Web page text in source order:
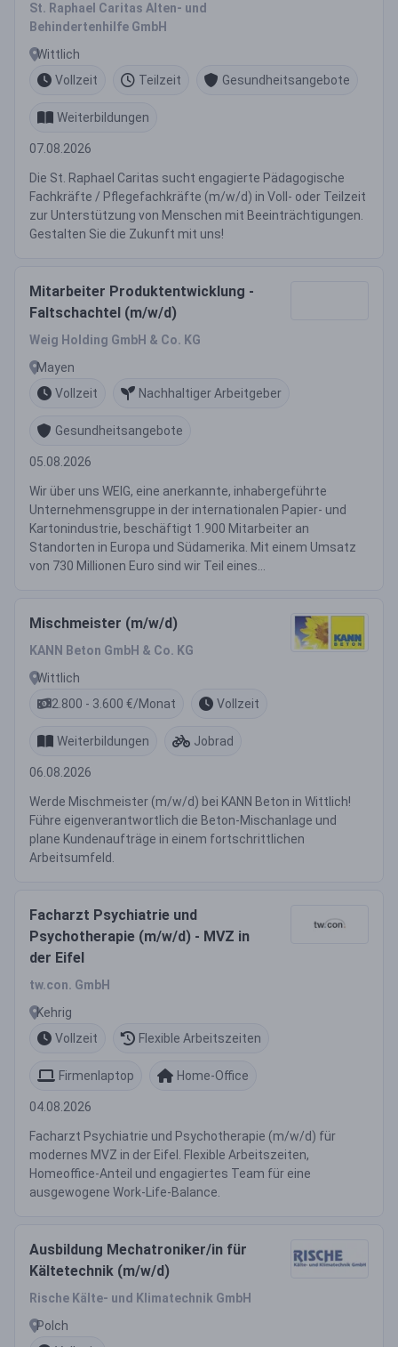
St. Raphael Caritas Alten- und
Behindertenhilfe GmbH
Wittlich
Vollzeit
Teilzeit Gesundheitsangebote
Weiterbildungen
07.08.2026
Die St. Raphael Caritas sucht engagierte Pädagogische
Fachkräfte / Pflegefachkräfte (m/w/d) in Voll- oder Teilzeit
zur Unterstützung von Menschen mit Beeinträchtigungen.
Gestalten Sie die Zukunft mit uns!
Mitarbeiter Produktentwicklung -
Faltschachtel (m/w/d)
Weig Holding GmbH & Co. KG
Mayen
Vollzeit
Nachhaltiger Arbeitgeber
Gesundheitsangebote
05.08.2026
Wir über uns WEIG, eine anerkannte, inhabergeführte
Unternehmensgruppe in der internationalen Papier- und
Kartonindustrie, beschäftigt 1.900 Mitarbeiter an
Standorten in Europa und Südamerika. Mit einem Umsatz
von 730 Millionen Euro sind wir Teil eines...
Mischmeister (m/w/d)
KANN Beton GmbH & Co. KG
Wittlich
2.800 - 3.600 €/Monat
Vollzeit
Weiterbildungen Jobrad
06.08.2026
Werde Mischmeister (m/w/d) bei KANN Beton in Wittlich!
Führe eigenverantwortlich die Beton-Mischanlage und
plane Kundenaufträge in einem fortschrittlichen
Arbeitsumfeld.
Facharzt Psychiatrie und
Psychotherapie (m/w/d) - MVZ in
der Eifel
tw.con. GmbH
Kehrig
Vollzeit
Flexible Arbeitszeiten
Firmenlaptop Home-Office
04.08.2026
Facharzt Psychiatrie und Psychotherapie (m/w/d) für
modernes MVZ in der Eifel. Flexible Arbeitszeiten,
Homeoffice-Anteil und engagiertes Team für eine
ausgewogene Work-Life-Balance.
Ausbildung Mechatroniker/in für
Kältetechnik (m/w/d)
Rische Kälte- und Klimatechnik GmbH
Polch